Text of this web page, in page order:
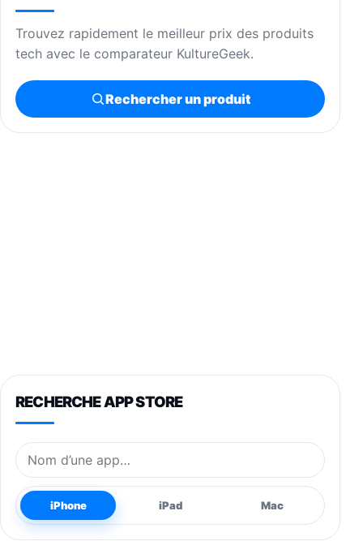
Trouvez rapidement le meilleur prix des produits
tech avec le comparateur KultureGeek.
Rechercher un produit
RECHERCHE APP STORE
Nom de l’application
iPhone iPad Mac